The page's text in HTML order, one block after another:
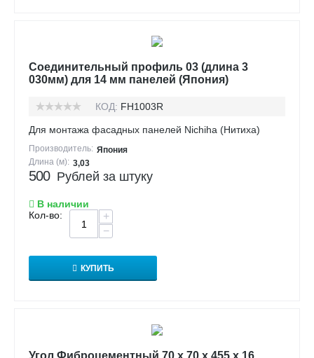
Соединительный профиль 03 (длина 3
030мм) для 14 мм панелей (Япония)
КОД: FH1003R
Для монтажа фасадных панелей Nichiha (Нитиха)
Производитель: Япония
Длина (м): 3,03
500 Рублей за штуку
В наличии
Кол-во:
+
−
КУПИТЬ
Угол Фиброцементный 70 х 70 х 455 х 16